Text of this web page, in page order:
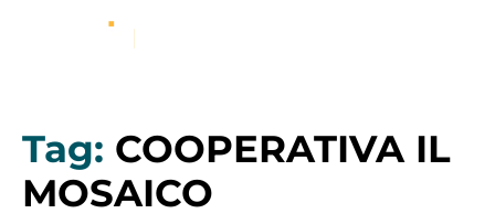
Tag: COOPERATIVA IL
MOSAICO